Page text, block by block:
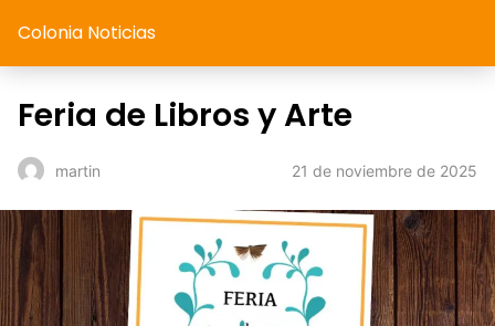
Colonia Noticias
Feria de Libros y Arte
martin 21 de noviembre de 2025